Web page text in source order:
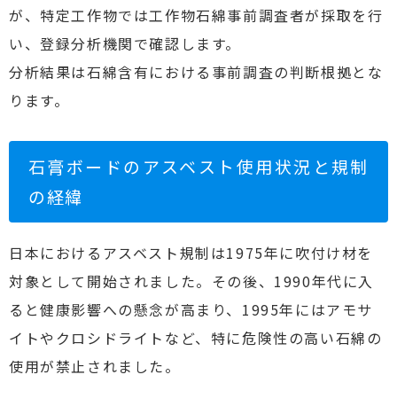
が、特定工作物では工作物石綿事前調査者が採取を行
い、登録分析機関で確認します。
分析結果は石綿含有における事前調査の判断根拠とな
ります。
石膏ボードのアスベスト使用状況と規制
の経緯
日本におけるアスベスト規制は1975年に吹付け材を
対象として開始されました。その後、1990年代に入
ると健康影響への懸念が高まり、1995年にはアモサ
イトやクロシドライトなど、特に危険性の高い石綿の
使用が禁止されました。